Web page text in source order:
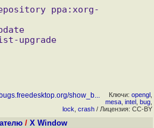
show_b... Ключи: opengl
mesa intel bug
lock crash / Лицензия: CC-BY
/ X Window